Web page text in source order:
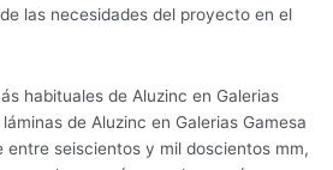
las necesidades del proyecto en el
habituales de Aluzinc en Galerias
de Aluzinc en Galerias Gamesa
entre seiscientos y mil doscientos mm,